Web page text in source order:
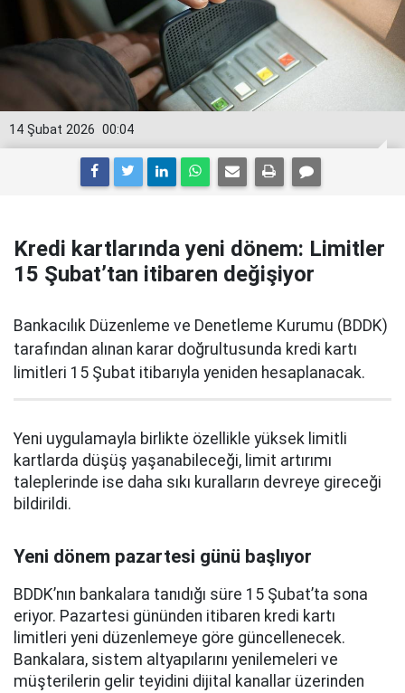
00:04
14 Şubat 2026
Kredi kartlarında yeni dönem: Limitler
15 Şubat’tan itibaren değişiyor
Bankacılık Düzenleme ve Denetleme Kurumu (BDDK)
tarafından alınan karar doğrultusunda kredi kartı
limitleri 15 Şubat itibarıyla yeniden hesaplanacak.
Yeni uygulamayla birlikte özellikle yüksek limitli
kartlarda düşüş yaşanabileceği, limit artırımı
taleplerinde ise daha sıkı kuralların devreye gireceği
bildirildi.
Yeni dönem pazartesi günü başlıyor
BDDK’nın bankalara tanıdığı süre 15 Şubat’ta sona
eriyor. Pazartesi gününden itibaren kredi kartı
limitleri yeni düzenlemeye göre güncellenecek.
Bankalara, sistem altyapılarını yenilemeleri ve
müşterilerin gelir teyidini dijital kanallar üzerinden